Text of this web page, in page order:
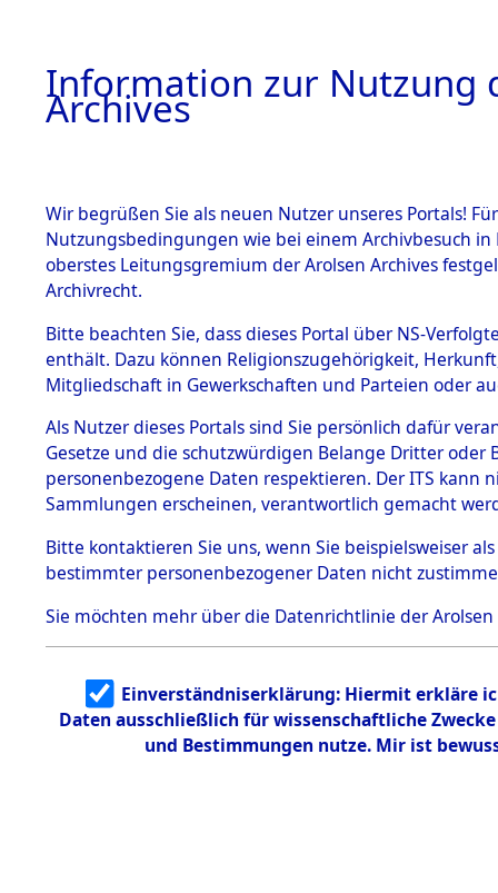
BESTÄNDE
1.
mente
5. Verschiedenes
5.3
Todesmärsche
5.3.1 Alliierte
Erhebungen
zu
Todesmärsch
en
5.3.2
Identifizierun
g
5.3.3
Todesmärsch
Dead -
Branch -
0014
Information zur Nutzung
Archives
Wir begrüßen Sie als neuen Nutzer unseres Portals!
Nutzungsbedingungen wie bei einem Archivbesuch
oberstes Leitungsgremium der Arolsen Archives
Archivrecht.
Bitte beachten Sie, dass dieses Portal über NS-
enthält. Dazu können Religionszugehörigkeit,
Mitgliedschaft in Gewerkschaften und Parteien oder
Als Nutzer dieses Portals sind Sie persönlich dafür
Gesetze und die schutzwürdigen Belange Dritter
personenbezogene Daten respektieren. Der ITS
Sammlungen erscheinen, verantwortlich gemacht
Bitte kontaktieren Sie uns, wenn Sie beispielsweiser
bestimmter personenbezogener Daten nicht
Sie möchten mehr über die Datenrichtlinie der Arolsen
Einverständniserklärung: Hiermit erkläre
Daten ausschließlich für wissenschaftliche
und Bestimmungen nutze. Mir ist